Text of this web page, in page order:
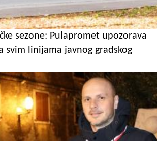
sezone: Pulapromet upozorava
svim linijama javnog gradskog